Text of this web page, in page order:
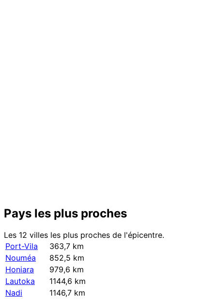
Pays les plus proches
Les 12 villes les plus proches de l'épicentre.
Port-Vila
363,7 km
Nouméa
852,5 km
Honiara
979,6 km
Lautoka
1144,6 km
Nadi
1146,7 km